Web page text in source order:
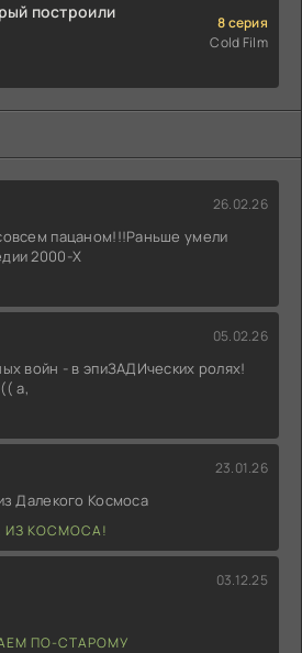
построили
8 серия
Cold Film
26.02.26
пацаном!!!Раньше умели
2000-X
05.02.26
войн - в эпиЗАДИческих ролях!
а,
23.01.26
Далекого Космоса
ИЗ КОСМОСА!
03.12.25
ПО-СТАРОМУ